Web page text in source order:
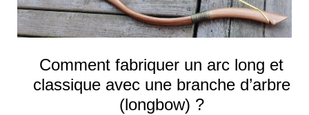
Comment fabriquer un arc long et
classique avec une branche d’arbre
(longbow) ?